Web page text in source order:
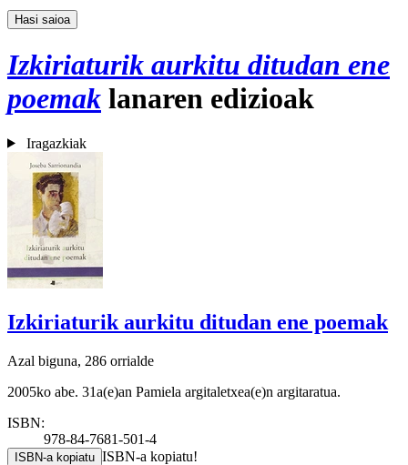
Hasi saioa
Izkiriaturik aurkitu ditudan ene
poemak lanaren edizioak
Iragazkiak
Izkiriaturik aurkitu ditudan ene poemak
Azal biguna, 286 orrialde
2005ko abe. 31a(e)an Pamiela argitaletxea(e)n argitaratua.
ISBN:
978-84-7681-501-4
ISBN-a kopiatu ISBN-a kopiatu!